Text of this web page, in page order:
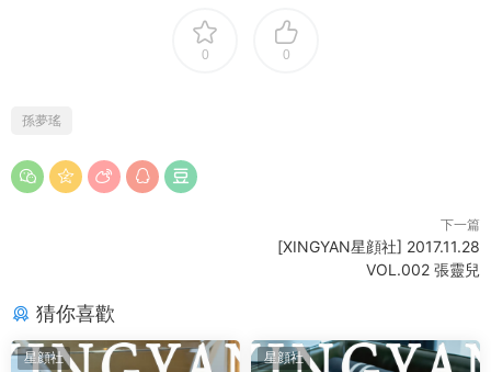
0 0
孫夢瑤
下一篇
[XINGYAN星顔社] 2017.11.28
VOL.002 張靈兒
猜你喜歡
星顔社 星顔社